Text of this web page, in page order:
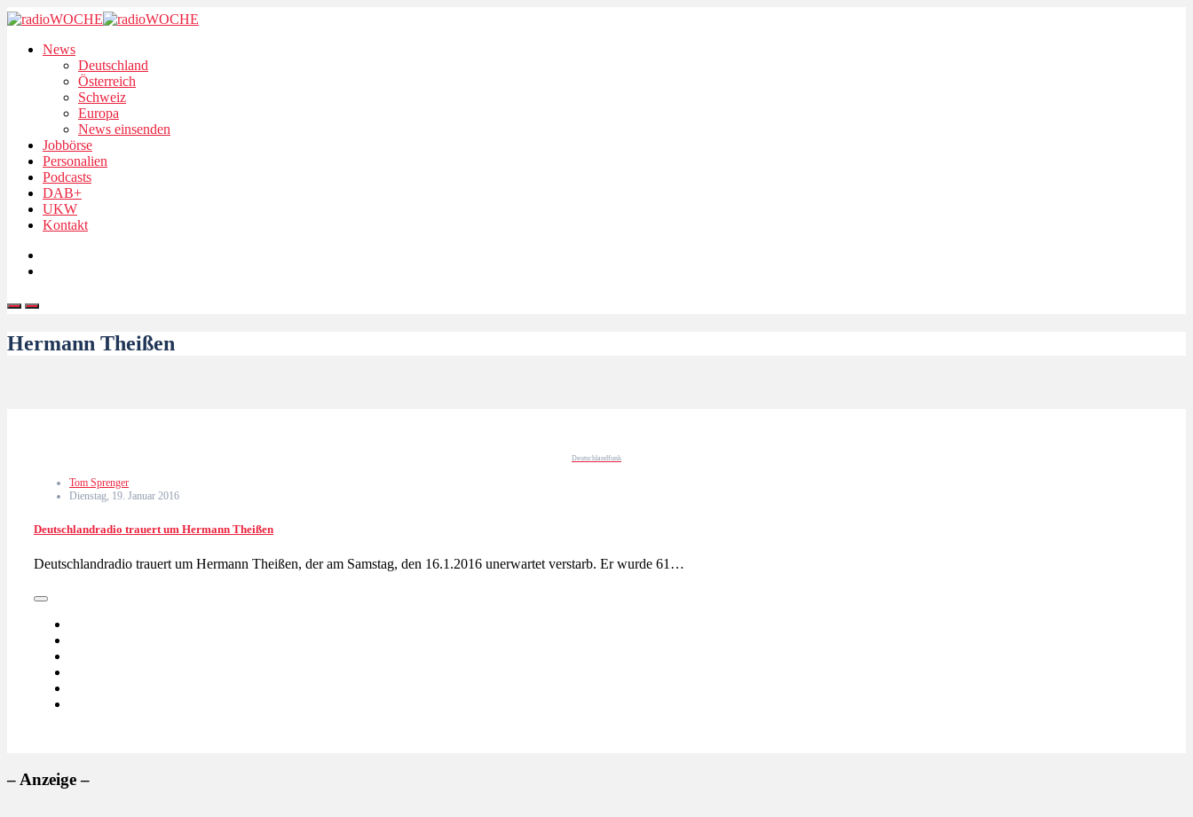
News
Deutschland
Österreich
Schweiz
Europa
News einsenden
Jobbörse
Personalien
Podcasts
DAB+
UKW
Kontakt
Hermann Theißen
Deutschlandfunk
Tom Sprenger
Dienstag, 19. Januar 2016
Deutschlandradio trauert um Hermann Theißen
Deutschlandradio trauert um Hermann Theißen, der am Samstag, den 16.1.2016 unerwartet verstarb. Er wurde 61…
– Anzeige –